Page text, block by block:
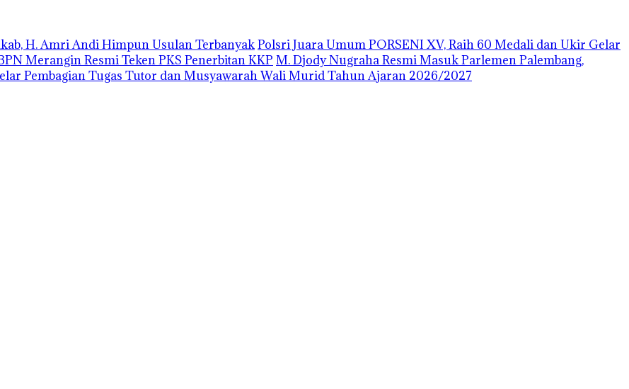
H. Amri Andi Himpun Usulan TerbanyakPolsri Juara Umum PORSENI XV, Raih 60 Medali dan Ukir Gelar
Merangin Resmi Teken PKS Penerbitan KKP M. Djody Nugraha Resmi Masuk Parlemen Palembang,
Pembagian Tugas Tutor dan Musyawarah Wali Murid Tahun Ajaran 2026/2027